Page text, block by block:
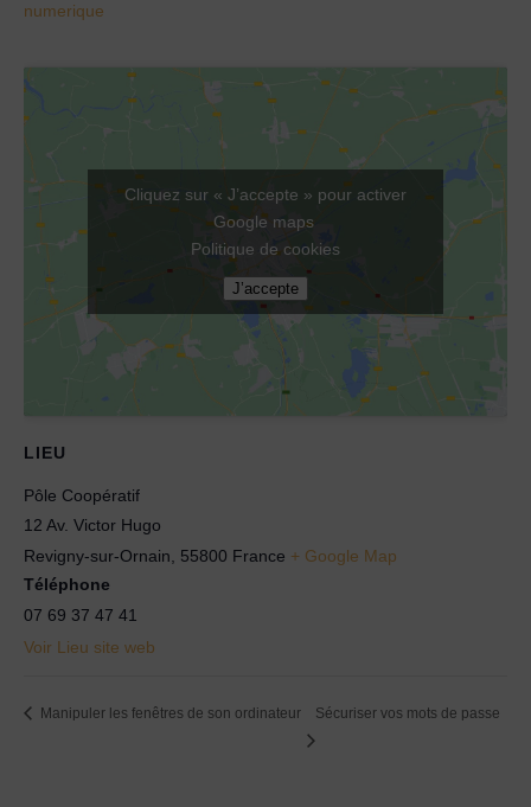
numerique
LIEU
Pôle Coopératif
12 Av. Victor Hugo
Revigny-sur-Ornain
55800 France + Google Map
Téléphone
07 69 37 47 41
Voir Lieu site web
Cliquez sur « J’accepte » pour activer
Google maps
Politique de cookies
J’accepte
Manipuler les fenêtres de son ordinateur Sécuriser vos mots de passe